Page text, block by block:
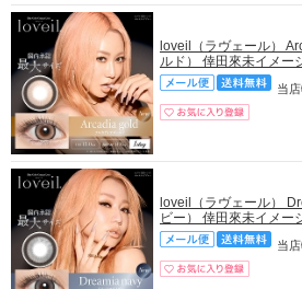
loveil（ラヴェール）
ルド） 倖田來未イメー
当
loveil（ラヴェール）
ビー） 倖田來未イメー
当